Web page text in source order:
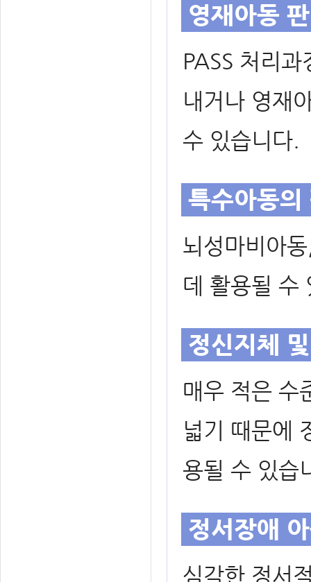
영재아동
PASS 처리
내거나 영재
수 있습니다.
특수아동의
뇌성마비아
데 활용될 수
정신지체
매우 적은 수
넓기 때문에
용될 수 있습
정서장애
심각한 정서